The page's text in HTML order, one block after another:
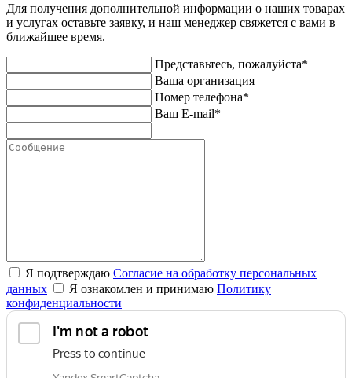
Для получения дополнительной информации о наших товарах
и услугах оставьте заявку, и наш менеджер свяжется с вами в
ближайшее время.
Представьтесь, пожалуйста*
Ваша организация
Номер телефона*
Ваш E-mail*
Я подтверждаю Согласие на обработку персональных
данных
Я ознакомлен и принимаю Политику
конфиденциальности